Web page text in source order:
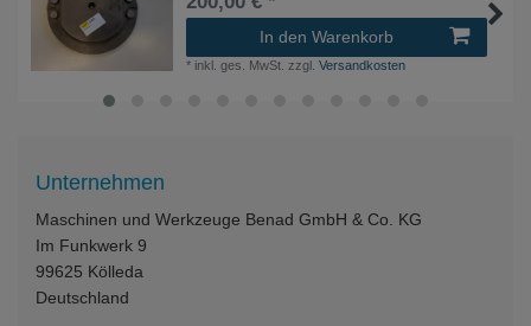
In den Warenkorb
* inkl. ges. MwSt. zzgl.Versandkosten
Unternehmen
Maschinen und Werkzeuge Benad GmbH & Co. KG
Im Funkwerk 9
99625 Kölleda
Deutschland